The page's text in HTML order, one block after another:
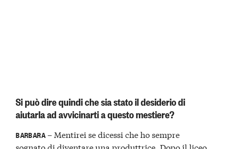
Si può dire quindi che sia stato il desiderio di
aiutarla ad avvicinarti a questo mestiere?
BARBARA– Mentirei se dicessi che ho sempre
sognato di diventare una produttrice. Dopo il liceo